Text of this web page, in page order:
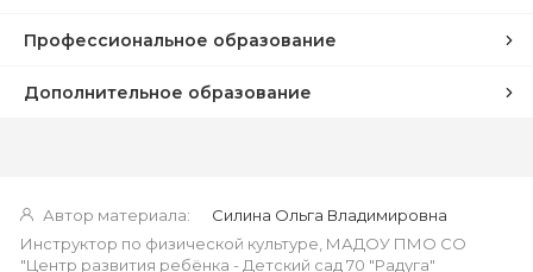
Профессиональное образование
Дополнительное образование
Автор материала:
Силина Ольга Владимировна
Инструктор по физической культуре, МАДОУ ПМО СО
"Центр развития ребёнка - Детский сад 70 "Радуга"